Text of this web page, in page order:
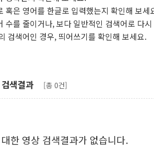
혹은 영어를 한글로 입력했는지 확인해 보세
수를 줄이거나, 보다 일반적인 검색어로 다
검색어인 경우, 띄어쓰기를 확인해 보세요.
색결과 [총 0건]
한 영상 검색결과가 없습니다.